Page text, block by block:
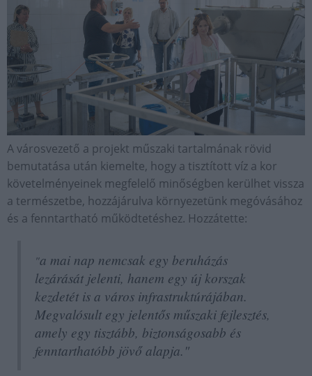
A városvezető a projekt műszaki tartalmának rövid
bemutatása után kiemelte, hogy a tisztított víz a kor
követelményeinek megfelelő minőségben kerülhet vissza
a természetbe, hozzájárulva környezetünk megóvásához
és a fenntartható működtetéshez. Hozzátette:
"a mai nap nemcsak egy beruházás
lezárását jelenti, hanem egy új korszak
kezdetét is a város infrastruktúrájában.
Megvalósult egy jelentős műszaki fejlesztés,
amely egy tisztább, biztonságosabb és
fenntarthatóbb jövő alapja."